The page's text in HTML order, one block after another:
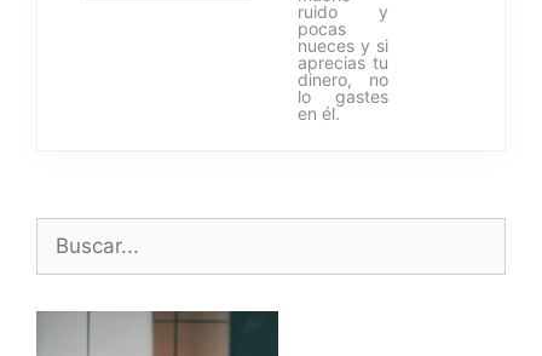
ruido y
pocas
nueces y si
aprecias tu
dinero, no
lo gastes
en él.
Buscar: